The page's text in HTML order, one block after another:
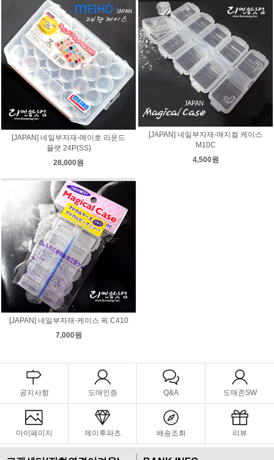
[JAPAN] 네일부자재-메이호 라운드
플랫 24P(SS)
28,000원
[JAPAN] 네일부자재-매지컬 케이스
M10C
4,500원
[JAPAN] 네일부자재-케이스 픽 C410
7,000원
공지사항 도매인증 Q&A 도매존SW
마이페이지 제이후파츠 배송조회 리뷰